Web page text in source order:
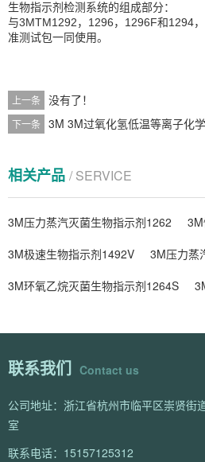
生物指示剂检测系统的组成部分：
与3MTM1292，1296，1296F和1294
准测试包一同使用。
上一条 没有了！
下一条 3M 3M过氧化氢低温等离子化
相关产品 / SERVICE
3M压力蒸汽灭菌生物指示剂1262
3M极速生物指示剂1492V
3M压力蒸
3M环氧乙烷灭菌生物指示剂1264S
联系我们 Contact us
公司地址：浙江省杭州市临平区崇贤街
室
联系电话：15157125312